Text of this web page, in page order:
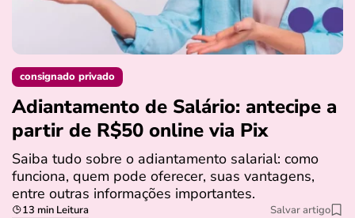
consignado privado
Adiantamento de Salário: antecipe a
partir de R$50 online via Pix
Saiba tudo sobre o adiantamento salarial: como
funciona, quem pode oferecer, suas vantagens,
entre outras informações importantes.
13 min Leitura Salvar artigo